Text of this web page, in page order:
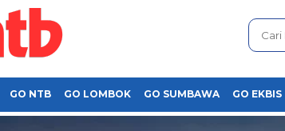
GO NTB GO LOMBOK GO SUMBAWA GO EKBIS